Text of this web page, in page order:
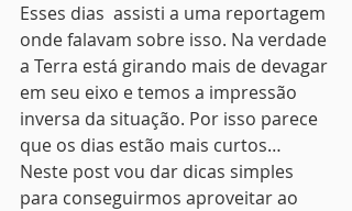
Esses dias  assisti a uma reportagem
onde falavam sobre isso. Na verdade
a Terra está girando mais de devagar
em seu eixo e temos a impressão
inversa da situação. Por isso parece
que os dias estão mais curtos…
Neste post vou dar dicas simples
para conseguirmos aproveitar ao